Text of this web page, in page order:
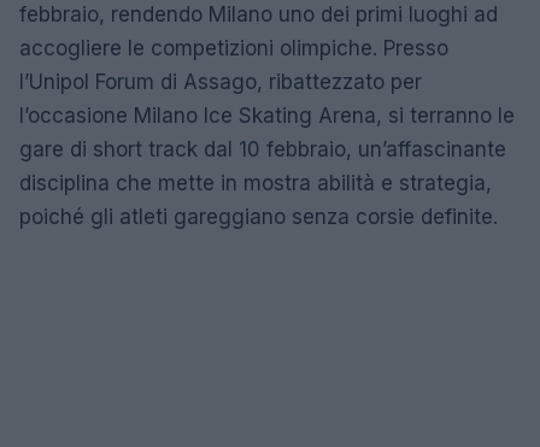
febbraio, rendendo Milano uno dei primi luoghi ad
accogliere le competizioni olimpiche. Presso
l’Unipol Forum di Assago, ribattezzato per
l’occasione Milano Ice Skating Arena, si terranno le
gare di short track dal 10 febbraio, un’affascinante
disciplina che mette in mostra abilità e strategia,
poiché gli atleti gareggiano senza corsie definite.